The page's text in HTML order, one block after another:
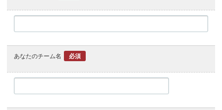
あなたのチーム名 必須